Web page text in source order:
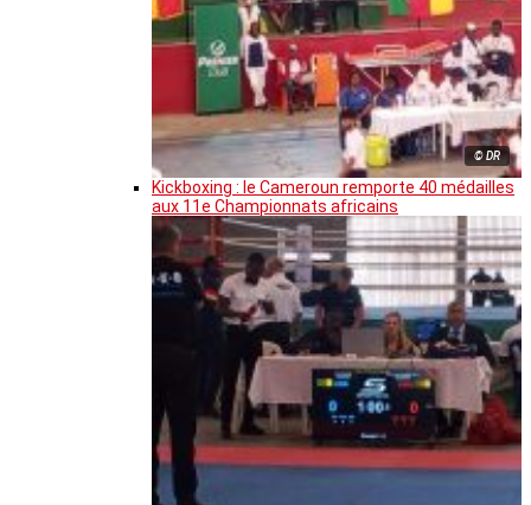
© DR
Kickboxing : le Cameroun remporte 40 médailles
aux 11e Championnats africains